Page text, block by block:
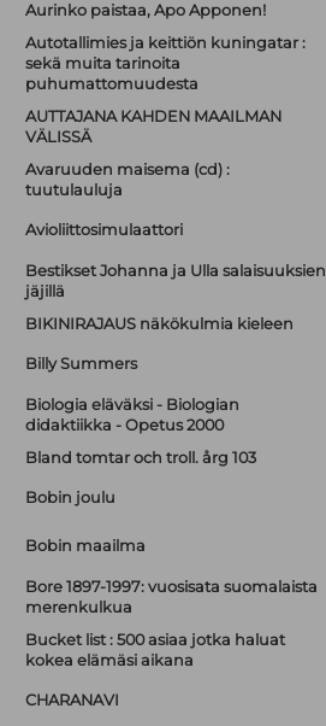
Aurinko paistaa, Apo Apponen!
Autotallimies ja keittiön kuningatar :
sekä muita tarinoita
puhumattomuudesta
AUTTAJANA KAHDEN MAAILMAN
VÄLISSÄ
Avaruuden maisema (cd) :
tuutulauluja
Avioliittosimulaattori
Bestikset Johanna ja Ulla salaisuuksien
jäjillä
BIKINIRAJAUS näkökulmia kieleen
Billy Summers
Biologia eläväksi - Biologian
didaktiikka - Opetus 2000
Bland tomtar och troll. årg 103
Bobin joulu
Bobin maailma
Bore 1897-1997: vuosisata suomalaista
merenkulkua
Bucket list : 500 asiaa jotka haluat
kokea elämäsi aikana
CHARANAVI